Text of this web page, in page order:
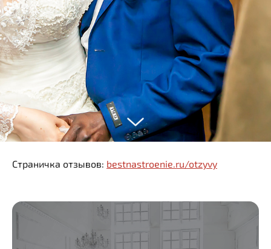
Страничка отзывов: bestnastroenie.ru/otzyvy